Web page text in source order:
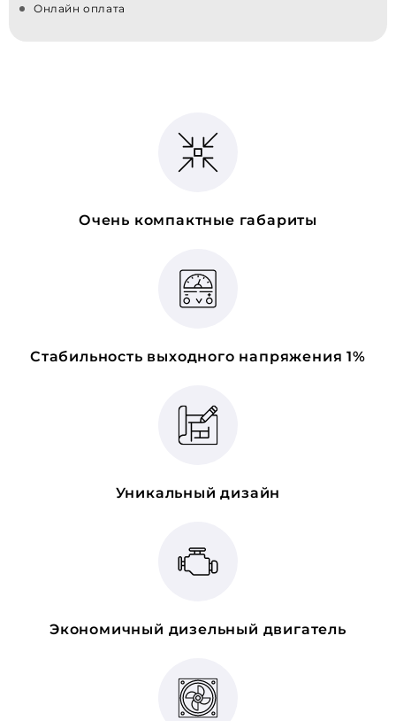
Онлайн оплата
Очень компактные габариты
Стабильность выходного напряжения 1%
Уникальный дизайн
Экономичный дизельный двигатель